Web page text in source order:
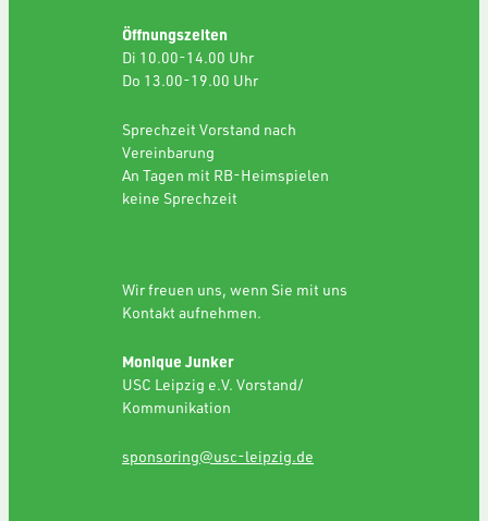
Öffnungszeiten
Di 10.00-14.00 Uhr
Do 13.00-19.00 Uhr
Sprechzeit Vorstand nach
Vereinbarung
An Tagen mit RB-Heimspielen
keine Sprechzeit
Wir freuen uns, wenn Sie mit uns
Kontakt aufnehmen.
Monique Junker
USC Leipzig e.V. Vorstand/
Kommunikation
sponsoring@usc-leipzig.de